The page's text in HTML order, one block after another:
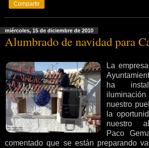
Compartir
miércoles, 15 de diciembre de 2010
Alumbrado de navidad para
La
ha
nuestro
la
nuestro
Paco
comentado que se están preparando